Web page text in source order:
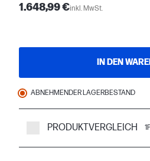
1.648,99 €inkl. MwSt.
IN DEN
ABNEHMENDER LAGERBESTAND
PRODUKTVERGLEICH